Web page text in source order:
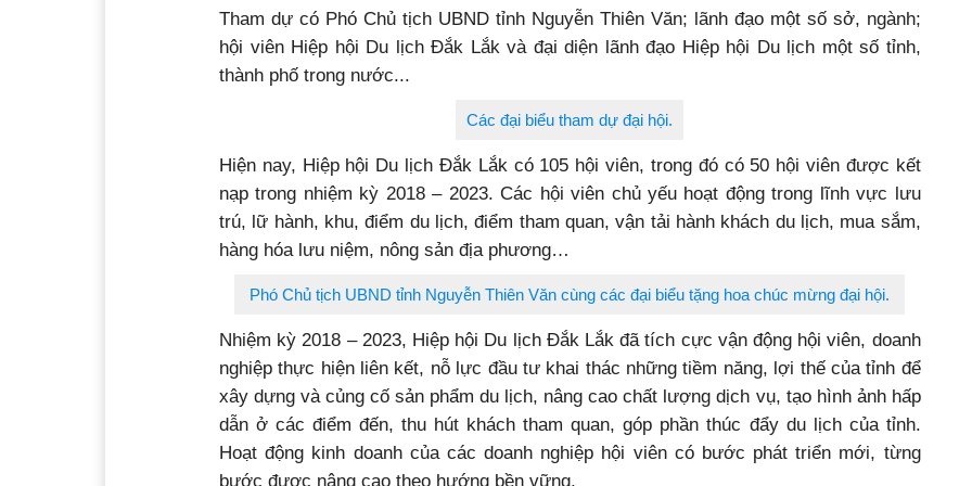
Tham dự có Phó Chủ tịch UBND tỉnh Nguyễn Thiên Văn; lãnh đạo một số sở, ngành;
hội viên Hiệp hội Du lịch Đắk Lắk và đại diện lãnh đạo Hiệp hội Du lịch một số tỉnh,
thành phố trong nước...
Các đại biểu tham dự đại hội.
Hiện nay, Hiệp hội Du lịch Đắk Lắk có 105 hội viên, trong đó có 50 hội viên được kết
nạp trong nhiệm kỳ 2018 – 2023. Các hội viên chủ yếu hoạt động trong lĩnh vực lưu
trú, lữ hành, khu, điểm du lịch, điểm tham quan, vận tải hành khách du lịch, mua sắm,
hàng hóa lưu niệm, nông sản địa phương…
Phó Chủ tịch UBND tỉnh Nguyễn Thiên Văn cùng các đại biểu tặng hoa chúc mừng đại hội.
Nhiệm kỳ 2018 – 2023, Hiệp hội Du lịch Đắk Lắk đã tích cực vận động hội viên, doanh
nghiệp thực hiện liên kết, nỗ lực đầu tư khai thác những tiềm năng, lợi thế của tỉnh để
xây dựng và củng cố sản phẩm du lịch, nâng cao chất lượng dịch vụ, tạo hình ảnh hấp
dẫn ở các điểm đến, thu hút khách tham quan, góp phần thúc đẩy du lịch của tỉnh.
Hoạt động kinh doanh của các doanh nghiệp hội viên có bước phát triển mới, từng
bước được nâng cao theo hướng bền vững.